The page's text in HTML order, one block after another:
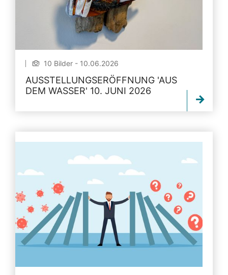
10 Bilder - 10.06.2026
AUSSTELLUNGSERÖFFNUNG 'AUS
DEM WASSER' 10. JUNI 2026